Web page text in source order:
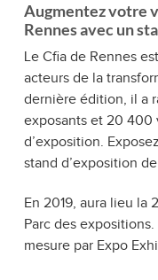
Augmentez votre
Rennes avec un
Le Cfia de Rennes
acteurs de la
dernière édition, il a
exposants et 20 400
d’exposition.
stand d’exposition
En 2019, aura lieu la
Parc des
mesure par Expo